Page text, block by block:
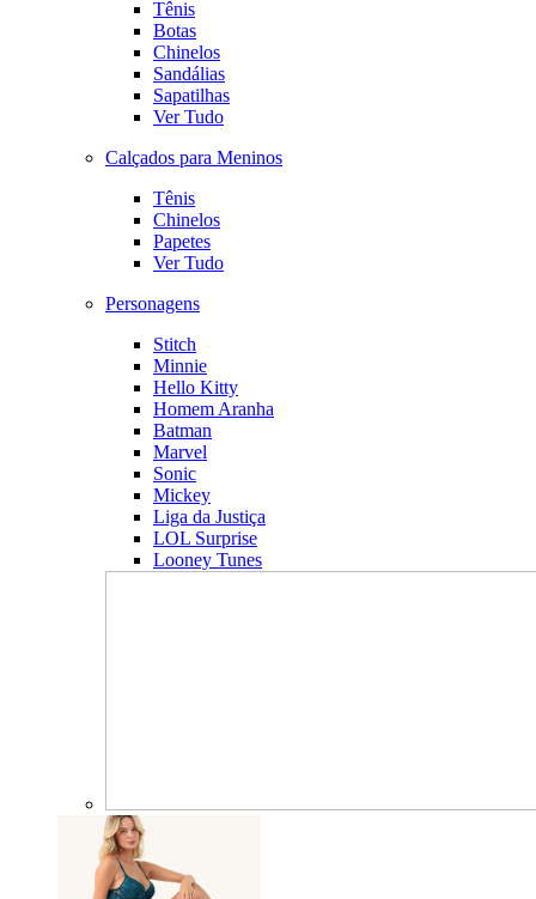
Tênis
Botas
Chinelos
Sandálias
Sapatilhas
Ver Tudo
Calçados para Meninos
Tênis
Chinelos
Papetes
Ver Tudo
Personagens
Stitch
Minnie
Hello Kitty
Homem Aranha
Batman
Marvel
Sonic
Mickey
Liga da Justiça
LOL Surprise
Looney Tunes